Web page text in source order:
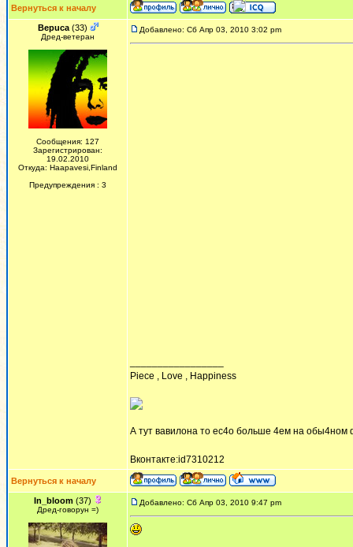
Вернуться к началу
Bepuca(33)
Дред-ветеран
Сообщения: 127
Зарегистрирован:
19.02.2010
Откуда: Haapavesi,Finland
Предупреждения : 3
Добавлено: Сб Апр 03, 2010 3:02 pm
Piece , Love , Happiness
А тут вавилона то ес4о больше 4ем на обы4ном
Вконтакте:id7310212
Вернуться к началу
In_bloom(37)
Дред-говорун =)
Добавлено: Сб Апр 03, 2010 9:47 pm